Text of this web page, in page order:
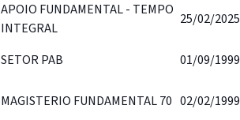
APOIO FUNDAMENTAL - TEMPO
INTEGRAL
25/02/2025
SETOR PAB 01/09/1999
MAGISTERIO FUNDAMENTAL 70 02/02/1999